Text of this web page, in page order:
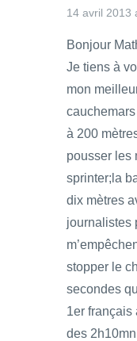
14 avril 2013
Bonjour
Je tiens à
mon
à 200
pousser les
sprinter;la
dix mètres
journalistes
stopper le
secondes
1er français
des